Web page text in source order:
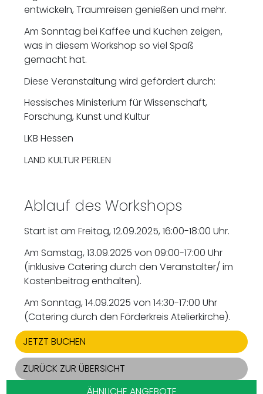
ÄHNLICHE ANGEBOTE
entwickeln, Traumreisen genießen und mehr.
Am Sonntag bei Kaffee und Kuchen zeigen,
was in diesem Workshop so viel Spaß
gemacht hat.
Diese Veranstaltung wird gefördert durch:
Hessisches Ministerium für Wissenschaft,
Forschung, Kunst und Kultur
LKB Hessen
LAND KULTUR PERLEN
Ablauf des Workshops
Start ist am Freitag, 12.09.2025, 16:00-18:00 Uhr.
Am Samstag, 13.09.2025 von 09:00-17:00 Uhr
(inklusive Catering durch den Veranstalter/ im
Kostenbeitrag enthalten).
Am Sonntag, 14.09.2025 von 14:30-17:00 Uhr
(Catering durch den Förderkreis Atelierkirche).
JETZT BUCHEN
ZURÜCK ZUR ÜBERSICHT